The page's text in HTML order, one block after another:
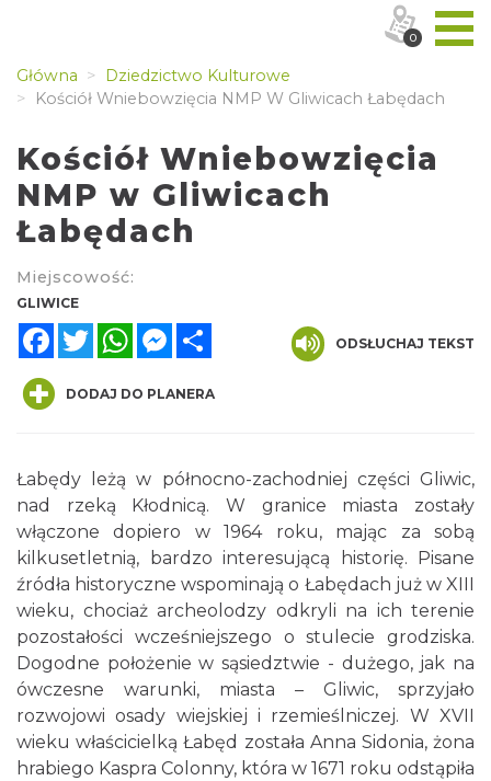
Główna
Dziedzictwo Kulturowe
Kościół Wniebowzięcia NMP W Gliwicach Łabędach
Kościół Wniebowzięcia
NMP w Gliwicach
Łabędach
Miejscowość:
GLIWICE
FacebookTwitterWhatsAppMessenger
ODSŁUCHAJ TEKST
DODAJ DO PLANERA
Łabędy leżą w północno-zachodniej części Gliwic,
nad rzeką Kłodnicą. W granice miasta zostały
włączone dopiero w 1964 roku, mając za sobą
kilkusetletnią, bardzo interesującą historię. Pisane
źródła historyczne wspominają o Łabędach już w XIII
wieku, chociaż archeolodzy odkryli na ich terenie
pozostałości wcześniejszego o stulecie grodziska.
Dogodne położenie w sąsiedztwie - dużego, jak na
ówczesne warunki, miasta – Gliwic, sprzyjało
rozwojowi osady wiejskiej i rzemieślniczej. W XVII
wieku właścicielką Łabęd została Anna Sidonia, żona
hrabiego Kaspra Colonny, która w 1671 roku odstąpiła
0